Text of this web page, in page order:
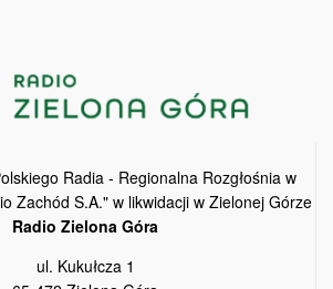
Radia - Regionalna Rozgłośnia w
Zachód S.A." w likwidacji w Zielonej Górze
Radio Zielona Góra
ul. Kukułcza 1